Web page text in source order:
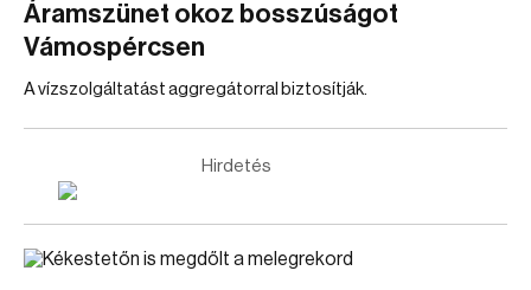
Áramszünet okoz bosszúságot
Vámospércsen
A vízszolgáltatást aggregátorral biztosítják.
Hirdetés